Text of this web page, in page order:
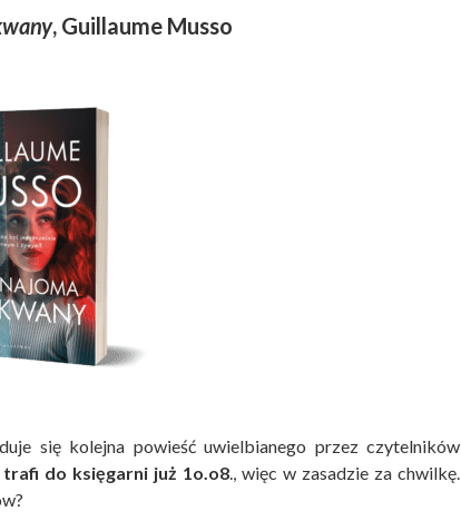
, Guillaume Musso
się kolejna powieść uwielbianego przez czytelników
trafi do księgarni już 1o.o8., więc w zasadzie za chwilkę.